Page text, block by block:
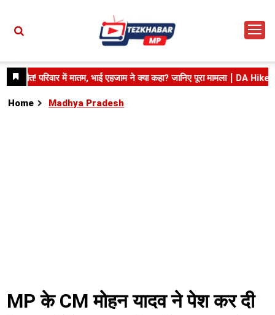
Home Madhya Pradesh
MP के CM मोहन यादव ने पेश कर दी